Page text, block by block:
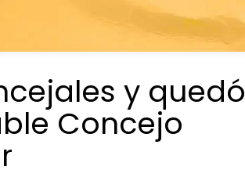
y quedó
Concejo